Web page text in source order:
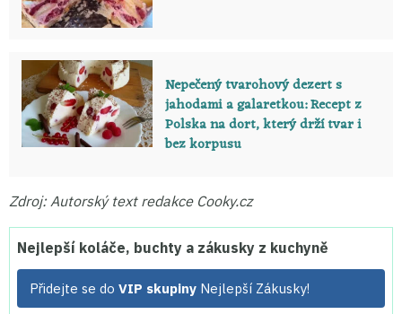
Nepečený tvarohový dezert s
jahodami a galaretkou: Recept z
Polska na dort, který drží tvar i
bez korpusu
Zdroj: Autorský text redakce Cooky.cz
Nejlepší koláče, buchty a zákusky z kuchyně
Přidejte se do VIP skupiny Nejlepší Zákusky!